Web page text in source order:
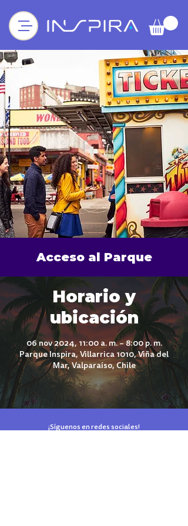
Acceso al Parque
Horario y
ubicación
06 nov 2024, 11:00 a. m. – 8:00 p. m.
Parque Inspira, Villarrica 1010, Viña del
Mar, Valparaíso, Chile
¡Síguenos en redes sociales!